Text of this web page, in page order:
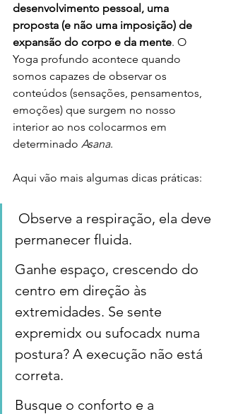
desenvolvimento pessoal, uma
proposta (e não uma imposição) de
expansão do corpo e da mente. O
Yoga profundo acontece quando
somos capazes de observar os
conteúdos (sensações, pensamentos,
emoções) que surgem no nosso
interior ao nos colocarmos em
determinado Asana.
Aqui vão mais algumas dicas práticas:
permanecer fluida.
Ganhe espaço, crescendo do
centro em direção às
extremidades. Se sente
expremidx ou sufocadx numa
postura? A execução não está
correta.
Busque o conforto e a